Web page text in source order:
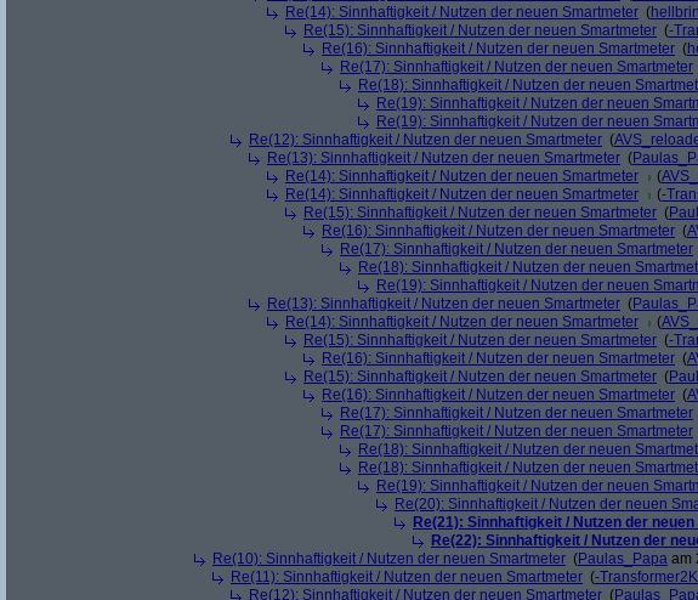
Re(14): Sinnhaftigkeit / Nutzen der neuen Smartmeter (
Re(15): Sinnhaftigkeit / Nutzen der neuen Smartmeter (-
Re(16): Sinnhaftigkeit / Nutzen der neuen Smartmeter (
Re(17): Sinnhaftigkeit / Nutzen der neuen Smartmeter
Re(18): Sinnhaftigkeit / Nutzen der neuen
Re(19): Sinnhaftigkeit / Nutzen der neuen
Re(19): Sinnhaftigkeit / Nutzen der neuen
Re(12): Sinnhaftigkeit / Nutzen der neuen Smartmeter (
Re(13): Sinnhaftigkeit / Nutzen der neuen Smartmeter (
Re(14): Sinnhaftigkeit / Nutzen der neuen Smartmeter
(
Re(14): Sinnhaftigkeit / Nutzen der neuen Smartmeter
(-
Re(15): Sinnhaftigkeit / Nutzen der neuen Smartmeter (
Re(16): Sinnhaftigkeit / Nutzen der neuen Smartmeter (
Re(17): Sinnhaftigkeit / Nutzen der neuen Smartmeter
Re(18): Sinnhaftigkeit / Nutzen der neuen
Re(19): Sinnhaftigkeit / Nutzen der neuen
Re(13): Sinnhaftigkeit / Nutzen der neuen Smartmeter (
Re(14): Sinnhaftigkeit / Nutzen der neuen Smartmeter
(
Re(15): Sinnhaftigkeit / Nutzen der neuen Smartmeter (-
Re(16): Sinnhaftigkeit / Nutzen der neuen Smartmeter (
Re(15): Sinnhaftigkeit / Nutzen der neuen Smartmeter (
Re(16): Sinnhaftigkeit / Nutzen der neuen Smartmeter (
Re(17): Sinnhaftigkeit / Nutzen der neuen Smartmeter
Re(17): Sinnhaftigkeit / Nutzen der neuen Smartmeter
Re(18): Sinnhaftigkeit / Nutzen der neuen
Re(18): Sinnhaftigkeit / Nutzen der neuen
Re(19): Sinnhaftigkeit / Nutzen der neuen
Re(20): Sinnhaftigkeit / Nutzen der neuen
Re(21): Sinnhaftigkeit / Nutzen der
Re(22): Sinnhaftigkeit / Nutzen der
Re(10): Sinnhaftigkeit / Nutzen der neuen Smartmeter (Paulas_Papa am
Re(11): Sinnhaftigkeit / Nutzen der neuen Smartmeter (-
Re(12): Sinnhaftigkeit / Nutzen der neuen Smartmeter (